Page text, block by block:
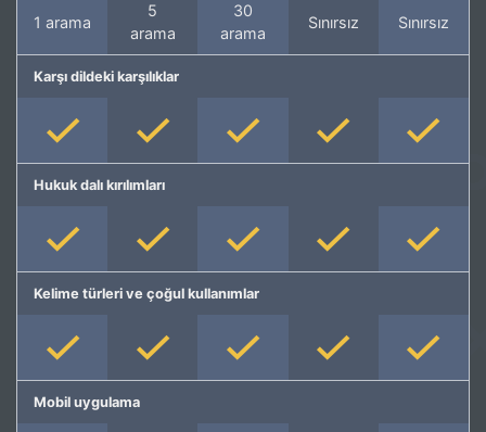
1 arama
5
arama
30
arama
Sınırsız Sınırsız
Karşı dildeki karşılıklar
Hukuk dalı kırılımları
Kelime türleri ve çoğul kullanımlar
Mobil uygulama